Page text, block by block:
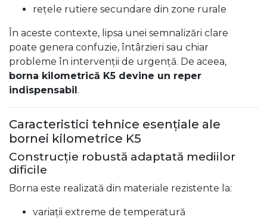
rețele rutiere secundare din zone rurale
În aceste contexte, lipsa unei semnalizări clare
poate genera confuzie, întârzieri sau chiar
probleme în intervenții de urgență. De aceea,
borna kilometrică K5 devine un reper
indispensabil.
Caracteristici tehnice esențiale ale
bornei kilometrice K5
Construcție robustă adaptată mediilor
dificile
Borna este realizată din materiale rezistente la:
variații extreme de temperatură